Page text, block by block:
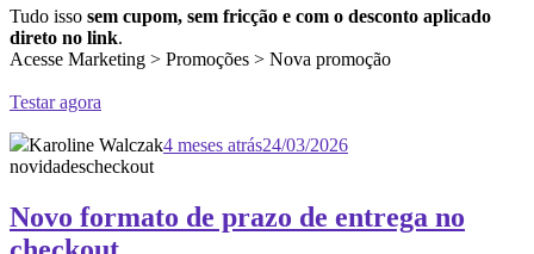
Tudo isso sem cupom, sem fricção e com o desconto aplicado
direto no link.
Acesse Marketing > Promoções > Nova promoção
Testar agora
Karoline Walczak4 meses atrás24/03/2026
novidadescheckout
Novo formato de prazo de entrega no